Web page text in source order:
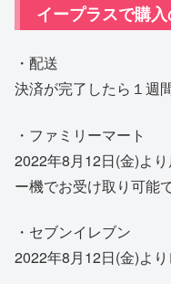
イープラスで購
・配送
決済が完了したら１週
・ファミリーマート
2022年8月12日(金)よ
ー機でお受け取り可能で
・セブンイレブン
2022年8月12日(金)より